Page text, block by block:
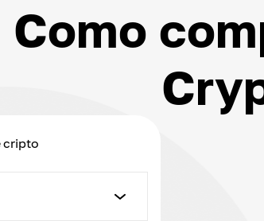
Como
cripto